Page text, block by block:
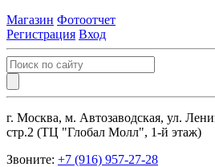
Магазин Фотоотчет
Регистрация Вход
г. Москва, м. Автозаводская, ул.
стр.2 (ТЦ "Глобал Молл", 1-й этаж)
Звоните: +7 (916) 957-27-28